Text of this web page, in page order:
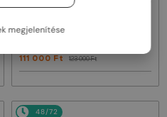
644 - 009 - 53
111 000 Ft 123 000 Ft
48/72
megjelenítése